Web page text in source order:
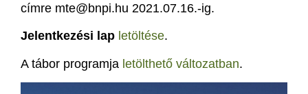
címre mte@bnpi.hu 2021.07.16.-ig.
Jelentkezési lap letöltése.
A tábor programja letölthető változatban.